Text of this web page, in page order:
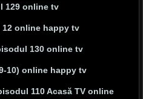
129 online tv
online happy tv
130 online tv
10) online happy tv
110 Acasă TV online